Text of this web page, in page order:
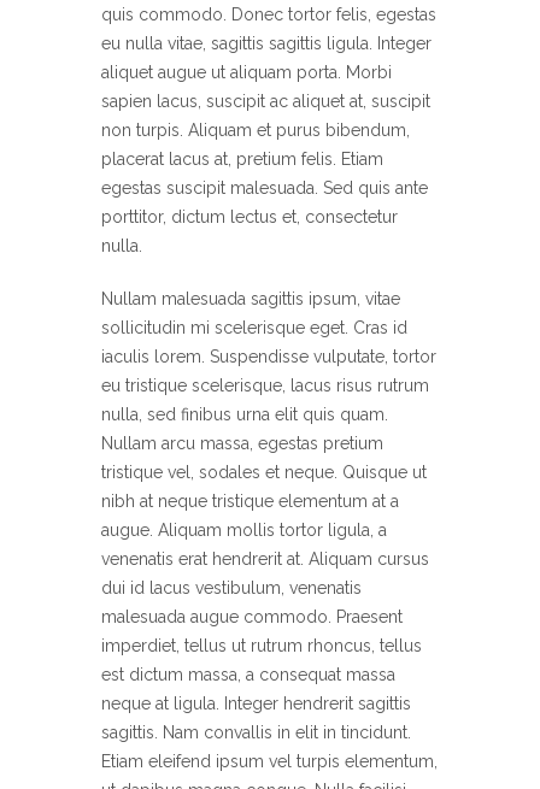
quis commodo. Donec tortor felis, egestas
eu nulla vitae, sagittis sagittis ligula. Integer
aliquet augue ut aliquam porta. Morbi
sapien lacus, suscipit ac aliquet at, suscipit
non turpis. Aliquam et purus bibendum,
placerat lacus at, pretium felis. Etiam
egestas suscipit malesuada. Sed quis ante
porttitor, dictum lectus et, consectetur
nulla.
Nullam malesuada sagittis ipsum, vitae
sollicitudin mi scelerisque eget. Cras id
iaculis lorem. Suspendisse vulputate, tortor
eu tristique scelerisque, lacus risus rutrum
nulla, sed finibus urna elit quis quam.
Nullam arcu massa, egestas pretium
tristique vel, sodales et neque. Quisque ut
nibh at neque tristique elementum at a
augue. Aliquam mollis tortor ligula, a
venenatis erat hendrerit at. Aliquam cursus
dui id lacus vestibulum, venenatis
malesuada augue commodo. Praesent
imperdiet, tellus ut rutrum rhoncus, tellus
est dictum massa, a consequat massa
neque at ligula. Integer hendrerit sagittis
sagittis. Nam convallis in elit in tincidunt.
Etiam eleifend ipsum vel turpis elementum,